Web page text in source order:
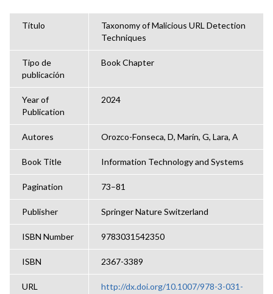
Título
Taxonomy of Malicious URL Detection
Techniques
Tipo de
publicación
Book Chapter
Year of
Publication
2024
Autores Orozco-Fonseca, D, Marín, G, Lara, A
Book Title Information Technology and Systems
Pagination 73–81
Publisher Springer Nature Switzerland
ISBN Number 9783031542350
ISBN 2367-3389
URL
http://dx.doi.org/10.1007/978-3-031-